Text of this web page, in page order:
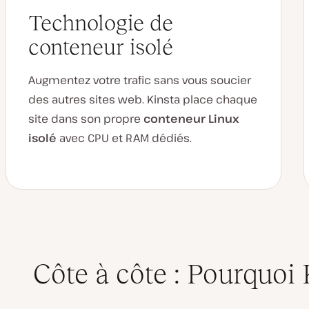
Technologie de
conteneur isolé
Augmentez votre trafic sans vous soucier
des autres sites web. Kinsta place chaque
site dans son propre conteneur Linux
isolé avec CPU et RAM dédiés.
Côte à côte :